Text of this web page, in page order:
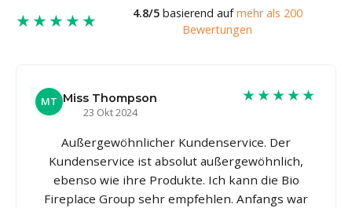
★★★★★ 4.8/5basierend aufmehr als 200
Bewertungen
MT Miss Thompson
23 Okt 2024
★★★★★
Außergewöhnlicher Kundenservice. Der
Kundenservice ist absolut außergewöhnlich,
ebenso wie ihre Produkte. Ich kann die Bio
Fireplace Group sehr empfehlen. Anfangs war